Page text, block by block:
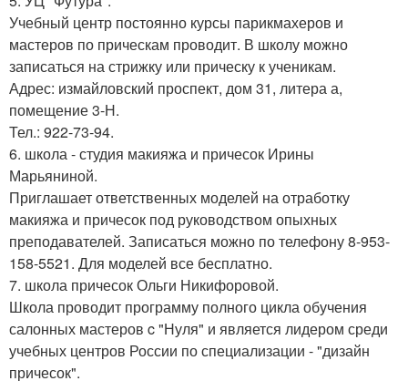
Учебный центр постоянно курсы парикмахеров и
мастеров по прическам проводит. В школу можно
записаться на стрижку или прическу к ученикам.
Адрес: измайловский проспект, дом 31, литера а,
помещение 3-Н.
Тел.: 922-73-94.
6. школа - студия макияжа и причесок Ирины
Марьяниной.
Приглашает ответственных моделей на отработку
макияжа и причесок под руководством опыхных
преподавателей. Записаться можно по телефону 8-953-
158-5521. Для моделей все бесплатно.
7. школа причесок Ольги Никифоровой.
Школа проводит программу полного цикла обучения
салонных мастеров c "Нуля" и является лидером среди
учебных центров России по специализации - "дизайн
причесок".